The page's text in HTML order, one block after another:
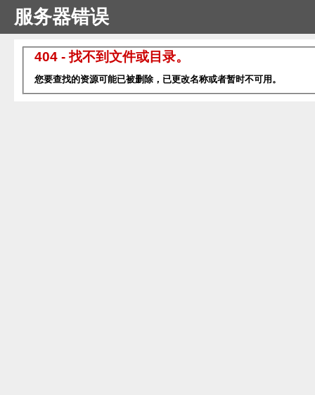
服务器错误
404 - 找不到文件或目录。
您要查找的资源可能已被删除，已更改名称或者暂时不可用。